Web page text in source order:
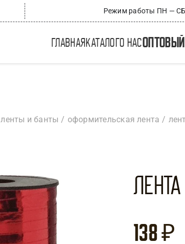
Режим работы ПН — СБ
главная каталого нас
ленты и банты оформительская лента
138₽